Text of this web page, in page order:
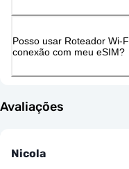
Posso usar Roteador Wi-
conexão com meu eSIM?
Avaliações
Nicola